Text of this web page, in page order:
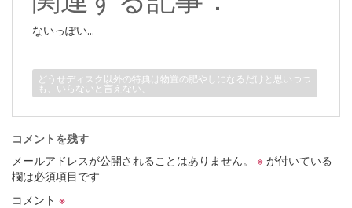
ないっぽい...
どうせディスク以外の特典は物置の肥やしになるだけと思いつつ
も、いらないと言えない、
コメントを残す
メールアドレスが公開されることはありません。
※ が付いている
欄は必須項目です
コメント ※